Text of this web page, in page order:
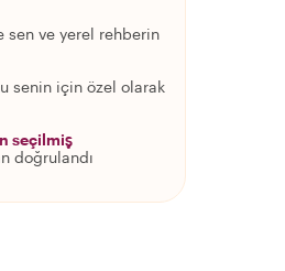
sen ve yerel rehberin
senin için özel olarak
seçilmiş
doğrulandı